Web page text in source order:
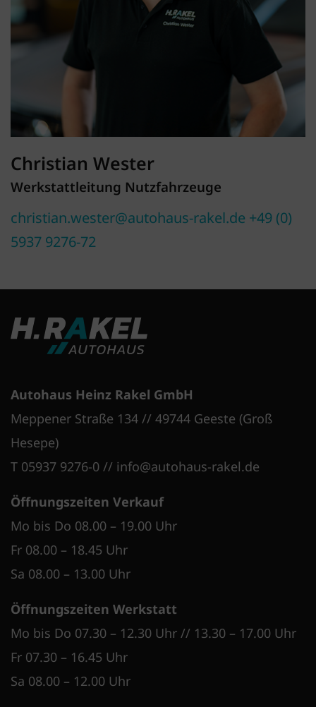
Christian Wester
Werkstattleitung Nutzfahrzeuge
christian.wester@autohaus-rakel.de +49 (0)
5937 9276-72
Autohaus Heinz Rakel GmbH
Meppener Straße 134 // 49744 Geeste (Groß
Hesepe)
T 05937 9276-0 // info@autohaus-rakel.de
Öffnungszeiten Verkauf
Mo bis Do 08.00 – 19.00 Uhr
Fr 08.00 – 18.45 Uhr
Sa 08.00 – 13.00 Uhr
Öffnungszeiten Werkstatt
Mo bis Do 07.30 – 12.30 Uhr // 13.30 – 17.00 Uhr
Fr 07.30 – 16.45 Uhr
Sa 08.00 – 12.00 Uhr